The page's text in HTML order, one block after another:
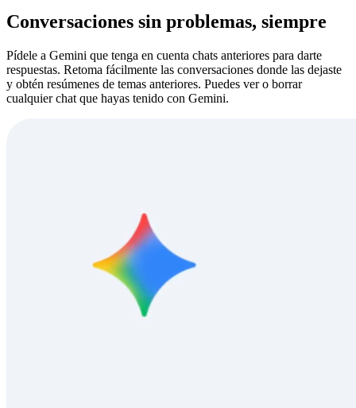
Conversaciones sin problemas, siempre
Pídele a Gemini que tenga en cuenta chats anteriores para darte
respuestas. Retoma fácilmente las conversaciones donde las dejaste
y obtén resúmenes de temas anteriores. Puedes ver o borrar
cualquier chat que hayas tenido con Gemini.